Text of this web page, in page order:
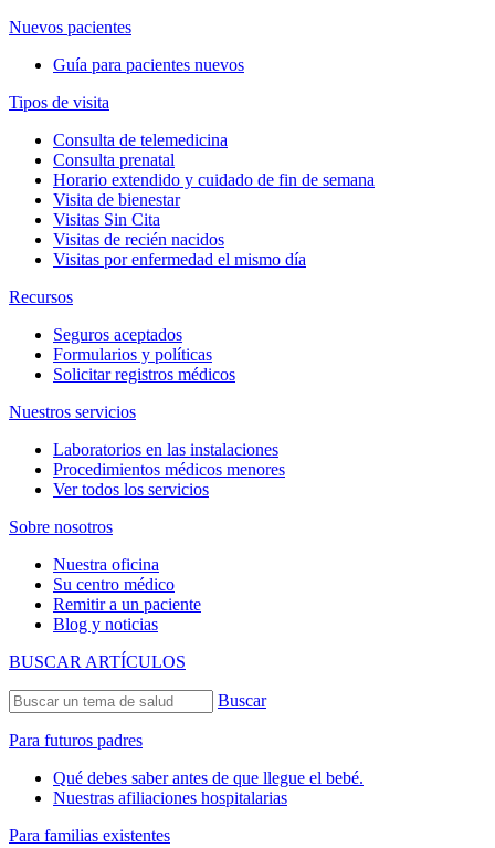
Nuevos pacientes
Guía para pacientes nuevos
Tipos de visita
Consulta de telemedicina
Consulta prenatal
Horario extendido y cuidado de fin de semana
Visita de bienestar
Visitas Sin Cita
Visitas de recién nacidos
Visitas por enfermedad el mismo día
Recursos
Seguros aceptados
Formularios y políticas
Solicitar registros médicos
Nuestros servicios
Laboratorios en las instalaciones
Procedimientos médicos menores
Ver todos los servicios
Sobre nosotros
Nuestra oficina
Su centro médico
Remitir a un paciente
Blog y noticias
BUSCAR ARTÍCULOS
Buscar
Para futuros padres
Qué debes saber antes de que llegue el bebé.
Nuestras afiliaciones hospitalarias
Para familias existentes